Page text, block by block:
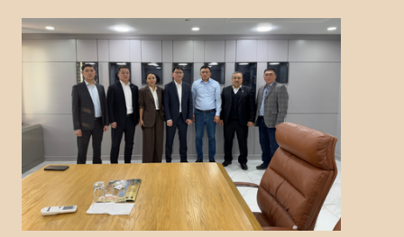
Келечек багыты; Миссиясы; Максаты;
Тарыхы
ИШ ЧАРАЛАР
КАБАРЛАР
Кыргызстан